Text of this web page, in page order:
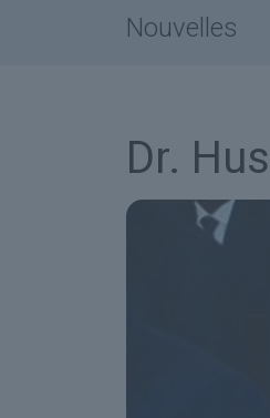
Nouvelles
Dr.